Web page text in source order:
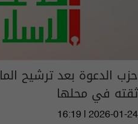
حزب الدعوة بعد ترشيح
ثقته في محلها
16:19 | 2026-01-24